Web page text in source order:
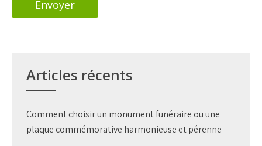
Articles récents
Comment choisir un monument funéraire ou une
plaque commémorative harmonieuse et pérenne